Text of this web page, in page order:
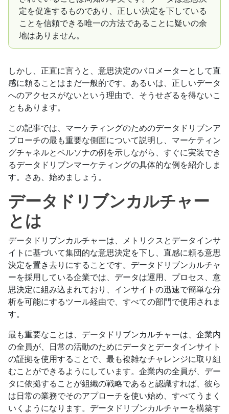
定を促進するものであり、正しい決定を下している
ことを信頼できる唯一の方法であることに疑いの余
地はありません。
しかし、正直に言うと、意思決定のバロメーターとして直
感に頼ることはまだ一般的です。あるいは、正しいデータ
へのアクセスがないという理由で、そうせざるを得ないこ
ともあります。
この記事では、マーケティングのためのデータドリブンア
プローチの最も重要な側面について説明し、マーケティン
グチャネルとペルソナの例を示しながら、すぐに実装でき
るデータドリブンマーケティングの具体的な例を紹介しま
す。さあ、始めましょう。
データドリブンカルチャー
とは
データドリブンカルチャーは、メトリクスとデータインサ
イトに基づいて集団的な意思決定を下し、直感に頼る意思
決定を置き去りにすることです。データドリブンカルチャ
ーを採用している企業では、データは運用、プロセス、意
思決定に組み込まれており、インサイトの迅速で簡単な分
析を可能にするツール経由で、すべての部門で使用されま
す。
最も重要なことは、データドリブンカルチャーは、企業内
の全員が、日常の活動のためにデータとデータインサイト
の証拠を使用することで、最も複雑なチャレンジに取り組
むことができるようにしています。企業内の全員が、デー
タに依拠することが組織の戦略であると認識すれば、彼ら
は日常の業務でそのアプローチを使い始め、すべてうまく
いくようになります。データドリブンカルチャーを構築す